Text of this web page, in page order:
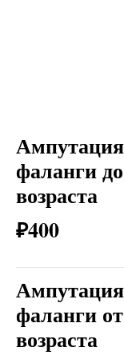
фаланги
возраста
₽400
фаланги
возраста